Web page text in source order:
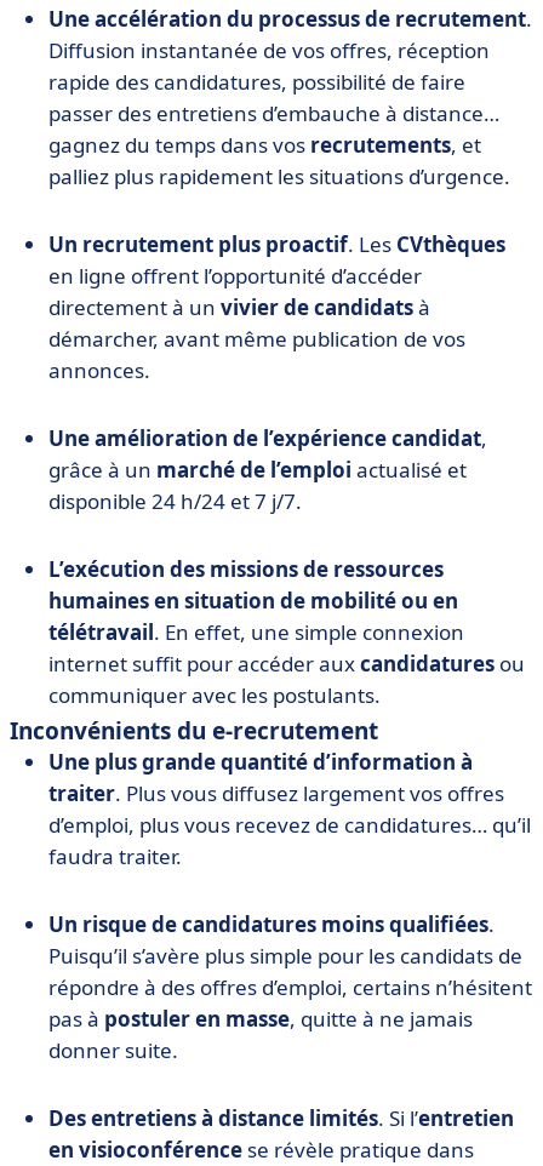
Une accélération du processus de recrutement.
Diffusion instantanée de vos offres, réception
rapide des candidatures, possibilité de faire
passer des entretiens d’embauche à distance…
gagnez du temps dans vos recrutements, et
palliez plus rapidement les situations d’urgence.
Un recrutement plus proactif. Les CVthèques
en ligne offrent l’opportunité d’accéder
directement à un vivier de candidatsà
démarcher, avant même publication de vos
annonces.
Une amélioration de l’expérience candidat,
grâce à un marché de l’emploi actualisé et
disponible 24 h/24 et 7 j/7.
L’exécution des missions de ressources
humaines en situation de mobilité ou en
télétravail. En effet, une simple connexion
internet suffit pour accéder auxcandidatures ou
communiquer avec les postulants.
Inconvénients du e-recrutement
Une plus grande quantité d’information à
traiter. Plus vous diffusez largement vos offres
d’emploi, plus vous recevez de candidatures… qu’il
faudra traiter.
Un risque de candidatures moins qualifiées.
Puisqu’il s’avère plus simple pour les candidats de
répondre à des offres d’emploi, certains n’hésitent
pas à postuler en masse, quitte à ne jamais
donner suite.
Des entretiens à distance limités. Si l’entretien
en visioconférence se révèle pratique dans